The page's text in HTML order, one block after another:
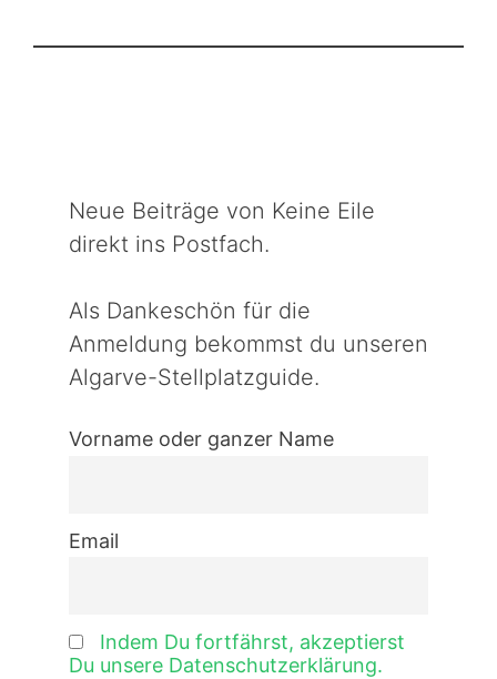
Neue Beiträge von Keine Eile
direkt ins Postfach.
Als Dankeschön für die
Anmeldung bekommst du unseren
Algarve-Stellplatzguide.
Vorname oder ganzer Name
Email
Indem Du fortfährst, akzeptierst
Du unsere Datenschutzerklärung.